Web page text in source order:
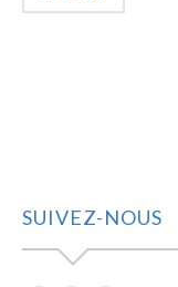
SUIVEZ-NOUS